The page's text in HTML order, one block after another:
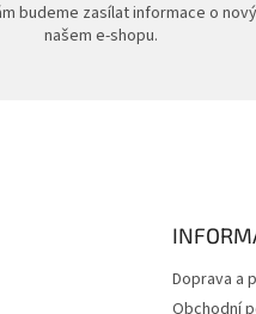
budeme zasílat informace o
našem e-shopu.
Doprava a